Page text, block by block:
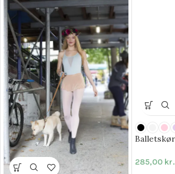
285,00 kr.